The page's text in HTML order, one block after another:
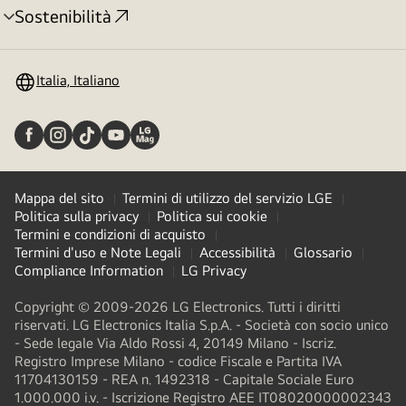
Sostenibilità
Attivazione
Italia, Italiano
Mappa del sito
Termini di utilizzo del servizio LGE
Politica sulla privacy
Politica sui cookie
Termini e condizioni di acquisto
Termini d'uso e Note Legali
Accessibilità
Glossario
Compliance Information
LG Privacy
Copyright © 2009-2026 LG Electronics. Tutti i diritti
riservati. LG Electronics Italia S.p.A. - Società con socio unico
- Sede legale Via Aldo Rossi 4, 20149 Milano - Iscriz.
Registro Imprese Milano - codice Fiscale e Partita IVA
11704130159 - REA n. 1492318 - Capitale Sociale Euro
1.000.000 i.v. - Iscrizione Registro AEE IT08020000002343​